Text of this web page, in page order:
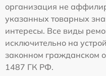
организация не
указанных товарных
интересы. Все виды
исключительно на
законном гражданском
1487 ГК РФ.